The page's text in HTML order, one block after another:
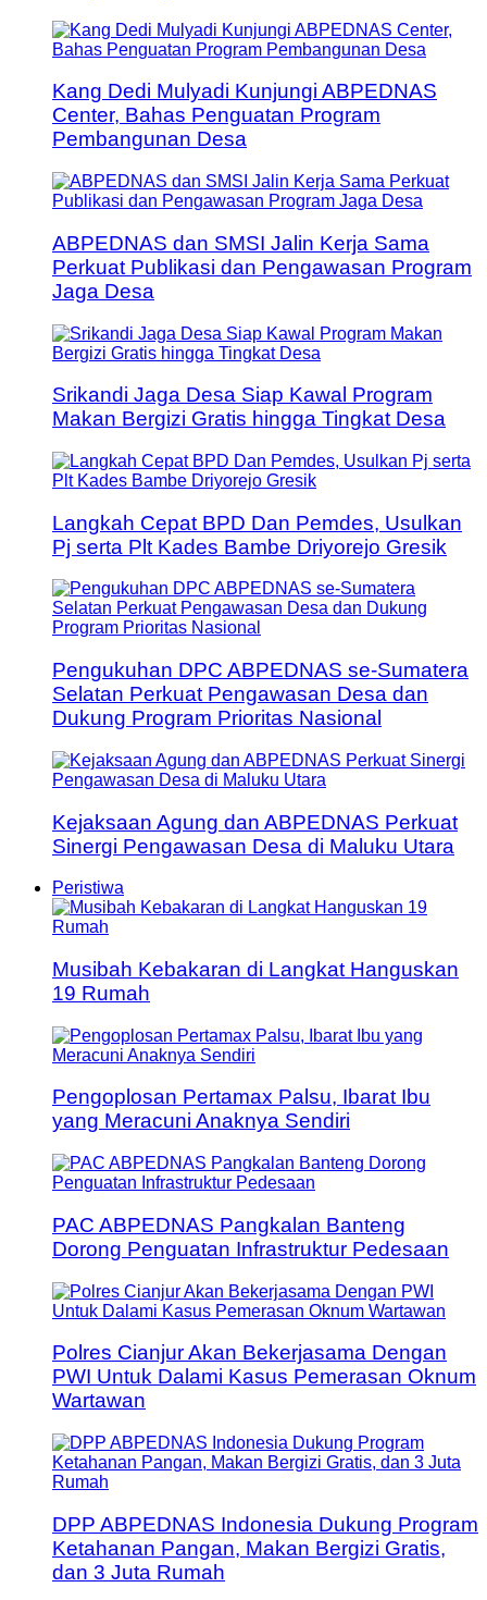
Kang Dedi Mulyadi Kunjungi ABPEDNAS
Center, Bahas Penguatan Program
Pembangunan Desa
ABPEDNAS dan SMSI Jalin Kerja Sama
Perkuat Publikasi dan Pengawasan Program
Jaga Desa
Srikandi Jaga Desa Siap Kawal Program
Makan Bergizi Gratis hingga Tingkat Desa
Langkah Cepat BPD Dan Pemdes, Usulkan
Pj serta Plt Kades Bambe Driyorejo Gresik
Pengukuhan DPC ABPEDNAS se-Sumatera
Selatan Perkuat Pengawasan Desa dan
Dukung Program Prioritas Nasional
Kejaksaan Agung dan ABPEDNAS Perkuat
Sinergi Pengawasan Desa di Maluku Utara
Peristiwa
Musibah Kebakaran di Langkat Hanguskan
19 Rumah
Pengoplosan Pertamax Palsu, Ibarat Ibu
yang Meracuni Anaknya Sendiri
PAC ABPEDNAS Pangkalan Banteng
Dorong Penguatan Infrastruktur Pedesaan
Polres Cianjur Akan Bekerjasama Dengan
PWI Untuk Dalami Kasus Pemerasan Oknum
Wartawan
DPP ABPEDNAS Indonesia Dukung Program
Ketahanan Pangan, Makan Bergizi Gratis,
dan 3 Juta Rumah